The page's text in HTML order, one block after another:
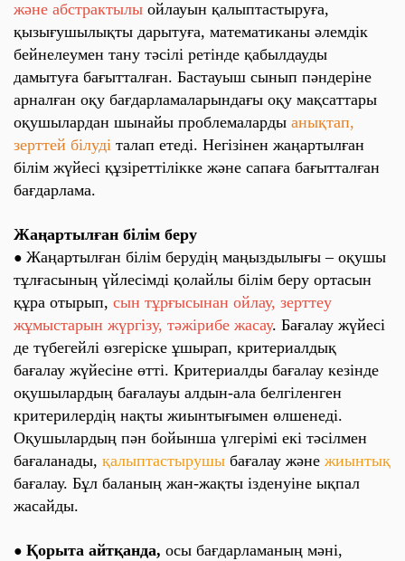
және абстрактылы ойлауын қалыптастыруға,
қызығушылықты дарытуға, математиканы әлемдік
бейнелеумен тану тәсілі ретінде қабылдауды
дамытуға бағытталған. Бастауыш сынып пәндеріне
арналған оқу бағдарламаларындағы оқу мақсаттары
оқушылардан шынайы проблемаларды анықтап,
зерттей білуді талап етеді. Негізінен жаңартылған
білім жүйесі құзіреттілікке және сапаға бағытталған
бағдарлама.
Жаңартылған білім беру
● Жаңартылған білім берудің маңыздылығы – оқушы
тұлғасының үйлесімді қолайлы білім беру ортасын
құра отырып, сын тұрғысынан ойлау, зерттеу
жұмыстарын жүргізу, тәжірибе жасау. Бағалау жүйесі
де түбегейлі өзгеріске ұшырап, критериалдық
бағалау жүйесіне өтті. Критериалды бағалау кезінде
оқушылардың бағалауы алдын-ала белгіленген
критерилердің нақты жиынтығымен өлшенеді.
Оқушылардың пән бойынша үлгерімі екі тәсілмен
бағаланады, қалыптастырушы бағалау және жиынтық
бағалау. Бұл баланың жан-жақты ізденуіне ықпал
жасайды.
● Қорыта айтқанда, осы бағдарламаның мәні,